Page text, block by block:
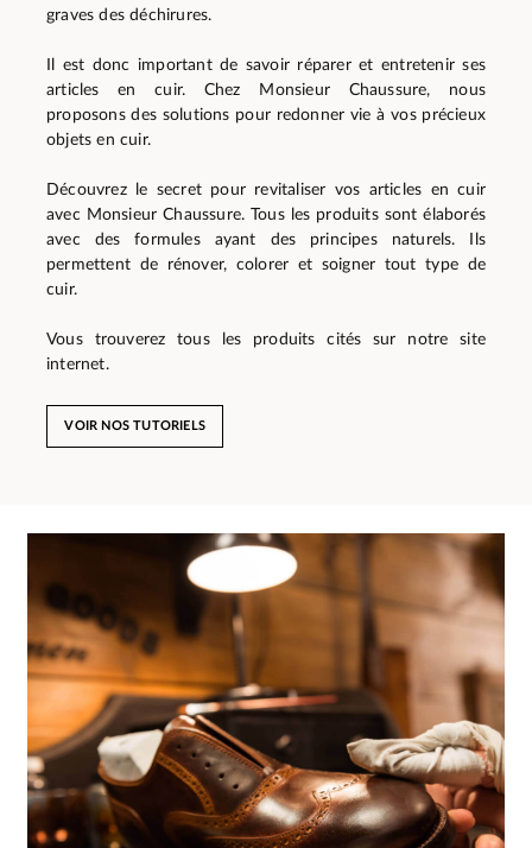
graves des déchirures.
Il est donc important de savoir réparer et entretenir ses
articles en cuir. Chez Monsieur Chaussure, nous
proposons des solutions pour redonner vie à vos précieux
objets en cuir.
Découvrez le secret pour revitaliser vos articles en cuir
avec Monsieur Chaussure. Tous les produits sont élaborés
avec des formules ayant des principes naturels. Ils
permettent de rénover, colorer et soigner tout type de
cuir.
Vous trouverez tous les produits cités sur notre site
internet.
VOIR NOS TUTORIELS